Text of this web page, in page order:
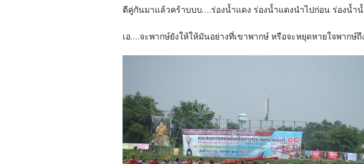
ตีคู่กันมาแล้วคร้าบบบ....ร่องน้ำแดง ร่องน้ำแดงนำไปก่อน ร่องน้ำน้
เอ....จะพากษ์ยังให้ให้มันอย่างที่เขาพากษ์ หรือจะหยุดหายใจพากษ์ถึ